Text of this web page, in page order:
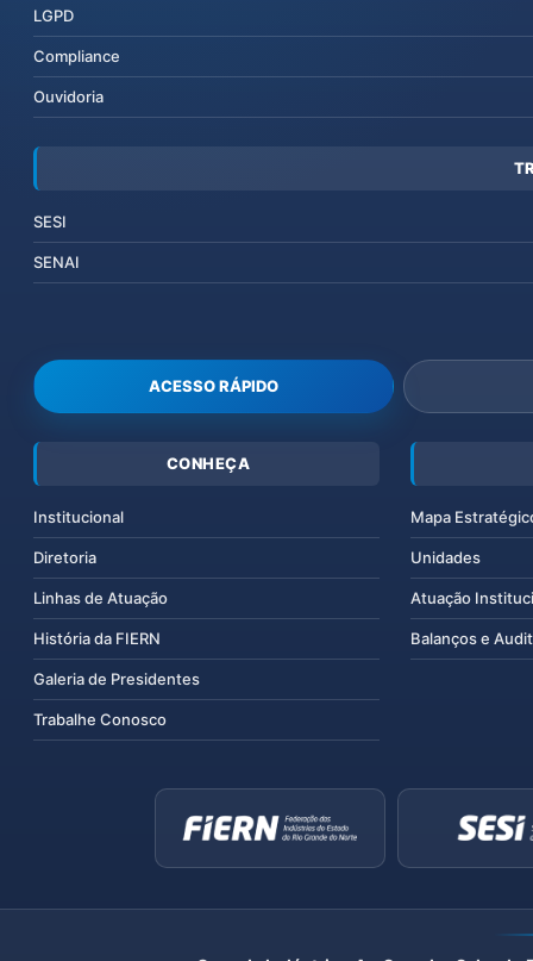
LGPD
Compliance
Ouvidoria
SESI
SENAI
ACESSO RÁPIDO
CONHEÇA
Institucional
Diretoria
Linhas de Atuação
História da FIERN
Galeria de Presidentes
Trabalhe Conosco
Mapa
Unidades
Atuação
Balanços e